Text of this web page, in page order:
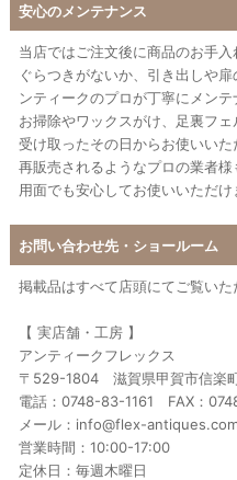
安心のメンテナンス
当店ではご注文後に商品のお手入
ぐらつきがないか、引き出しや
ンティークのプロが丁寧にメンテ
お掃除やワックスがけ、足裏フェ
受け取ったその日からお使いいた
再販売されるようなプロの業者
用面でも安心してお使いいただけ
お問い合わせ先・ショールーム
掲載品はすべて店頭にてご覧いた
【 実店舗・工房 】
アンティークフレックス
〒529-1804 滋賀県甲賀市信楽
電話：0748-83-1161 FAX：
メール：info@flex-
営業時間：10:00-17:00
定休日：毎週木曜日